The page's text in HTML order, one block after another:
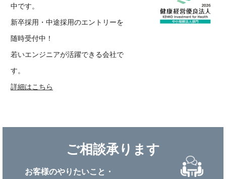
中です。
新卒採用・中途採用のエントリーを
随時受付中！
若いエンジニアが活躍できる会社で
す。
詳細はこちら
ご相談承ります
お客様のやりたいこと・